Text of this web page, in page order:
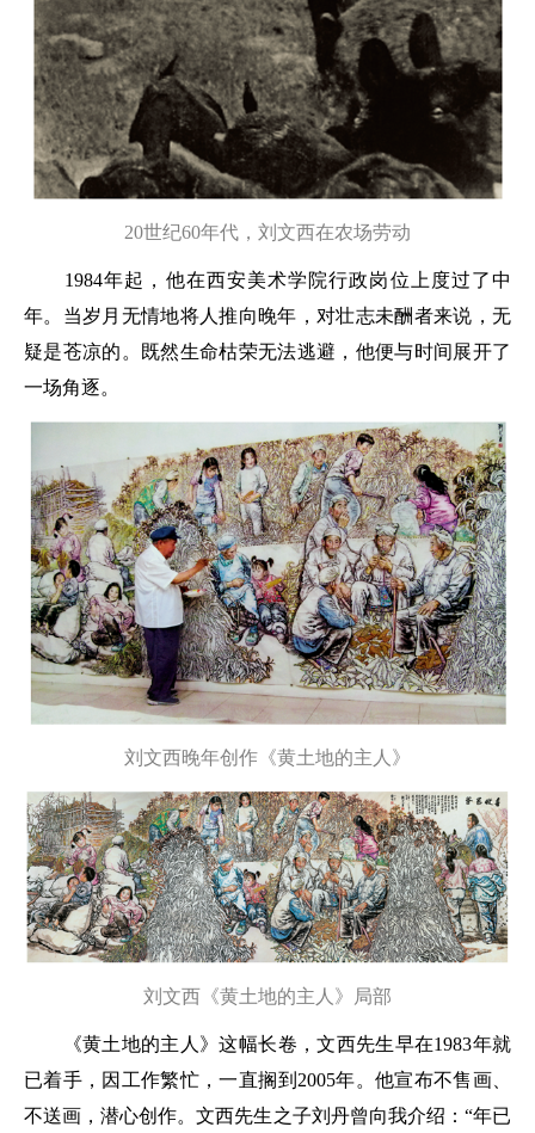
20世纪60年代，刘文西在农场劳动
1984年起，他在西安美术学院行政岗位上度过了中
年。当岁月无情地将人推向晚年，对壮志未酬者来说，无
疑是苍凉的。既然生命枯荣无法逃避，他便与时间展开了
一场角逐。
刘文西晚年创作《黄土地的主人》
刘文西《黄土地的主人》局部
《黄土地的主人》这幅长卷，文西先生早在1983年就
已着手，因工作繁忙，一直搁到2005年。他宣布不售画、
不送画，潜心创作。文西先生之子刘丹曾向我介绍：“年已